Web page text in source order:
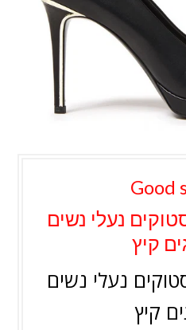
Good
נעלי נשים
קיץ
נעלי נשים
קיץ